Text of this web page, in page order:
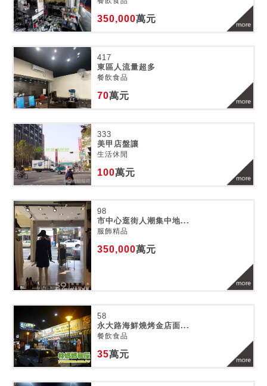
350,000萬元
417
東區人流量超多
餐飲食品
70萬元
333
美甲店盤讓
生活休閒
100萬元
98
市中心逛街人潮集中地...
服飾精品
350,000萬元
58
永大路海鮮燒烤金店面...
餐飲食品
35萬元